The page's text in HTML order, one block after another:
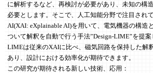
に解析するなど、再検討が必要があり、未知の構
必要とします。そこで、人工知能分野で注目され
AI(XAI: eXplainable AI)を用いて、電気機器の構造
ついて解釈を自動で行う手法”Design-LIME”を提
LIMEは従来のXAIに比べ、磁気回路を保持した解
あり、設計における効率化が期待できます。
この研究が期待される新しい技術、応用：